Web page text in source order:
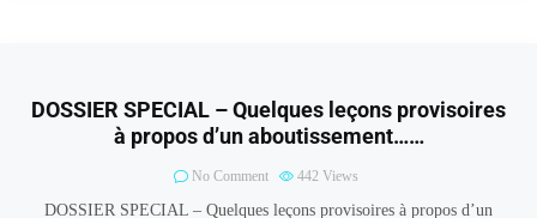
DOSSIER SPECIAL – Quelques leçons provisoires
à propos d’un aboutissement……
No Comment 442 Views
DOSSIER SPECIAL – Quelques leçons provisoires à propos d’un